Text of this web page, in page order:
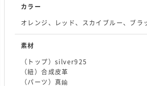
カラー
オレンジ、レッド、スカイブルー、ブラ
素材
（トップ）silver925
（紐）合成皮革
（パーツ）真鍮